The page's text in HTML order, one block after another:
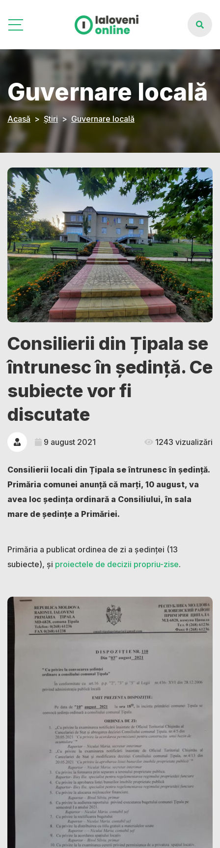
Guvernare locală
Acasă Știri Guvernare locală
Consilierii din Țipala se
întrunesc în ședință. Ce
subiecte vor fi
discutate
9 august 2021 1243 vizualizări
Consilierii locali din Țipala se întrunesc în ședință.
Primăria comunei anunță că marți, 10 august, va
avea loc ședința ordinară a Consiliului, în sala
mare de ședințe a Primăriei.
Primăria a publicat ordinea de zi a ședinței (13
subiecte), și proiectele de decizii propriu-zise.